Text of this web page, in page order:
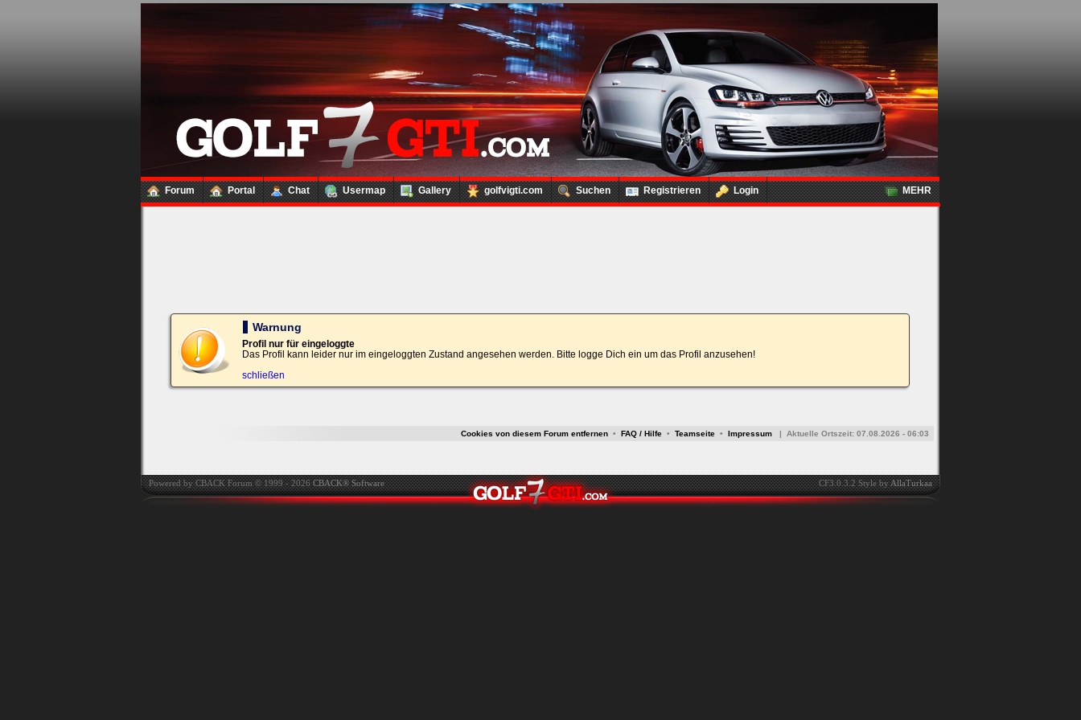
Forum Portal Chat Usermap Gallery golfvigti.com Suchen Registrieren Login MEHR
Loginbox
Trage
bitte
in
die
nachfolgenden
Felder
Deinen
Benutzernamen
und
Kennwort
ein,
um
Bei jedem Besuch
automatisch einloggen.
Warnung
Profil nur für eingeloggte
Das Profil kann leider nur im eingeloggten Zustand angesehen werden. Bitte logge Dich ein um das Profil anzusehen!
schließen
Cookies von diesem Forum entfernen • FAQ / Hilfe • Teamseite • Impressum | Aktuelle Ortszeit: 07.08.2026 - 06:03
Powered by CBACK Forum © 1999 - 2026CBACK® Software CF3.0.3.2 Style byAllaTurkaa